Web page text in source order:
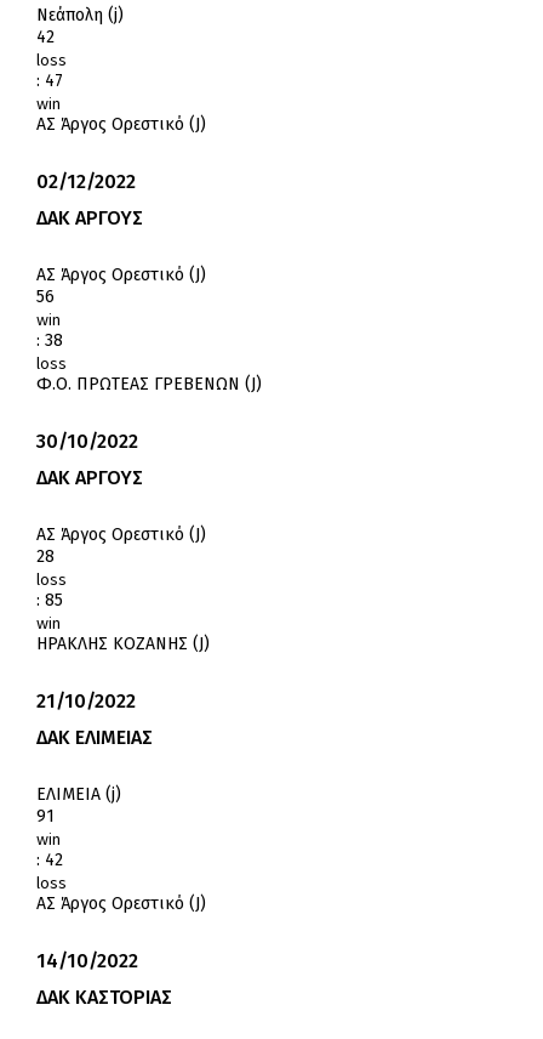
Νεάπολη (j)
42
loss
: 47
win
ΑΣ Άργος Ορεστικό (J)
02/12/2022
ΔΑΚ ΑΡΓΟΥΣ
ΑΣ Άργος Ορεστικό (J)
56
win
: 38
loss
Φ.Ο. ΠΡΩΤΕΑΣ ΓΡΕΒΕΝΩΝ (J)
30/10/2022
ΔΑΚ ΑΡΓΟΥΣ
ΑΣ Άργος Ορεστικό (J)
28
loss
: 85
win
ΗΡΑΚΛΗΣ ΚΟΖΑΝΗΣ (J)
21/10/2022
ΔΑΚ ΕΛΙΜΕΙΑΣ
ΕΛΙΜΕΙΑ (j)
91
win
: 42
loss
ΑΣ Άργος Ορεστικό (J)
14/10/2022
ΔΑΚ ΚΑΣΤΟΡΙΑΣ